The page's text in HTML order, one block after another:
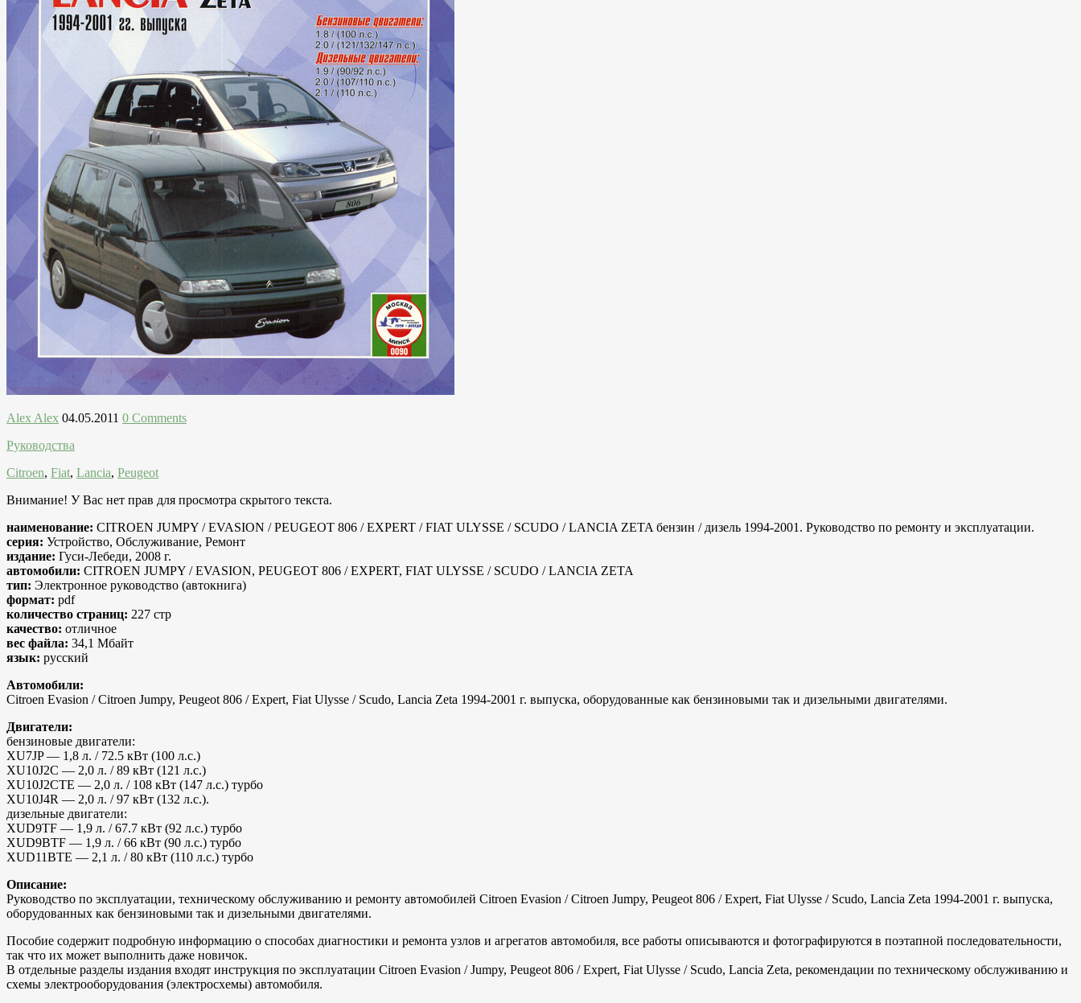
Alex Alex 04.05.2011 0 Comments
Руководства
Citroen, Fiat, Lancia, Peugeot
Внимание! У Вас нет прав для просмотра скрытого текста.
наименование: CITROEN JUMPY / EVASION / PEUGEOT 806 / EXPERT / FIAT ULYSSE / SCUDO / LANCIA ZETA бензин / дизель 1994-2001. Руководство по ремонту и эксплуатации.
серия: Устройство, Обслуживание, Ремонт
издание: Гуси-Лебеди, 2008 г.
автомобили: CITROEN JUMPY / EVASION, PEUGEOT 806 / EXPERT, FIAT ULYSSE / SCUDO / LANCIA ZETA
тип: Электронное руководство (автокнига)
формат: pdf
количество страниц: 227 стр
качество: отличное
вес файла: 34,1 Мбайт
язык: русский
Автомобили:
Citroen Evasion / Citroen Jumpy, Peugeot 806 / Expert, Fiat Ulysse / Scudo, Lancia Zeta 1994-2001 г. выпуска, оборудованные как бензиновыми так и дизельными двигателями.
Двигатели:
бензиновые двигатели:
XU7JP — 1,8 л. / 72.5 кВт (100 л.с.)
XU10J2C — 2,0 л. / 89 кВт (121 л.с.)
XU10J2CTE — 2,0 л. / 108 кВт (147 л.с.) турбо
XU10J4R — 2,0 л. / 97 кВт (132 л.с.).
дизельные двигатели:
XUD9TF — 1,9 л. / 67.7 кВт (92 л.с.) турбо
XUD9BTF — 1,9 л. / 66 кВт (90 л.с.) турбо
XUD11BTE — 2,1 л. / 80 кВт (110 л.с.) турбо
Описание:
Руководство по эксплуатации, техническому обслуживанию и ремонту автомобилей Citroen Evasion / Citroen Jumpy, Peugeot 806 / Expert, Fiat Ulysse / Scudo, Lancia Zeta 1994-2001 г. выпуска,
оборудованных как бензиновыми так и дизельными двигателями.
Пособие содержит подробную информацию о способах диагностики и ремонта узлов и агрегатов автомобиля, все работы описываются и фотографируются в поэтапной последовательности,
так что их может выполнить даже новичок.
В отдельные разделы издания входят инструкция по эксплуатации Citroen Evasion / Jumpy, Peugeot 806 / Expert, Fiat Ulysse / Scudo, Lancia Zeta, рекомендации по техническому обслуживанию и
схемы электрооборудования (электросхемы) автомобиля.